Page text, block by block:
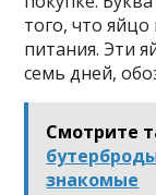
того, что
питания. Эти
семь дней,
Смотрите
знакомые